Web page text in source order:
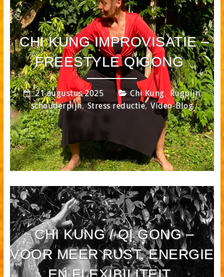
CHI KUNG IMPROVISATIE –
FREESTYLE QIGONG
21 augustus 2025 Chi Kung, Rugpijn,
schouderpijn,Stress reductie,Video-Blog
CHI KUNG / QI GONG –
VOOR MEER RUST, ENERGIE